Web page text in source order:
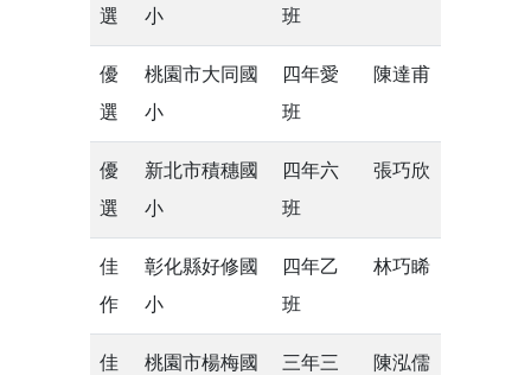
選
小
班
優
選
桃園市大同國
小
四年愛
班
陳達甫
優
選
新北市積穗國
小
四年六
班
張巧欣
佳
作
彰化縣好修國
小
四年乙
班
林巧睎
佳
桃園市楊梅國
三年三
陳泓儒